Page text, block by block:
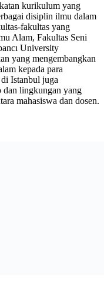
kurikulum yang
disiplin ilmu dalam
fakultas yang
Alam, Fakultas Seni
University
yang mengembangkan
kepada para
Istanbul juga
dan lingkungan yang
mahasiswa dan dosen.